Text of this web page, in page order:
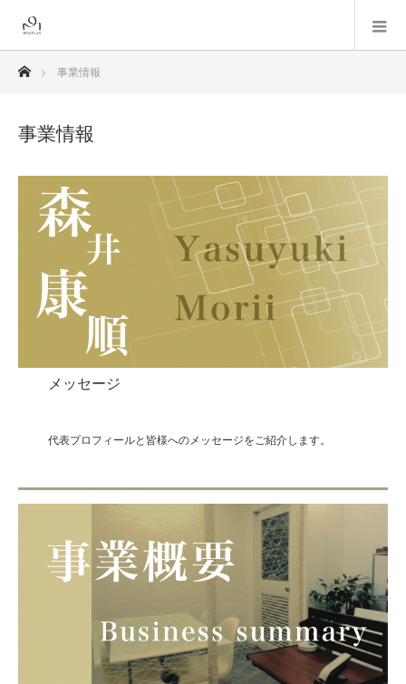
ホーム事業情報
事業情報
メッセージ
代表プロフィールと皆様へのメッセージをご紹介します。